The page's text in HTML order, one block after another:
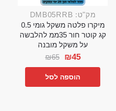
מק"ט: DMB05RRB
מיקרו פלטה משקל גומי 0.5
קג קוטר חור 35ממ להלבשה
על משקל מובנה
₪65 ₪45
הוספה לסל